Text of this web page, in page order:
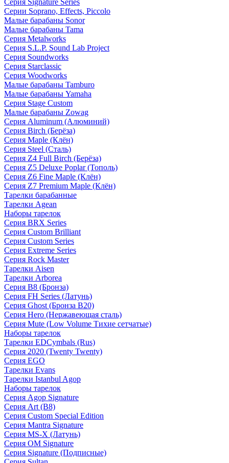
Серия Signature Series
Серии Soprano, Effects, Piccolo
Малые барабаны Sonor
Малые барабаны Tama
Серия Metalworks
Серия S.L.P. Sound Lab Project
Серия Soundworks
Серия Starclassic
Серия Woodworks
Малые барабаны Tamburo
Малые барабаны Yamaha
Серия Stage Custom
Малые барабаны Zowag
Серия Aluminum (Алюминий)
Серия Birch (Берёза)
Серия Maple (Клён)
Серия Steel (Сталь)
Серия Z4 Full Birch (Берёза)
Серия Z5 Deluxe Poplar (Тополь)
Серия Z6 Fine Maple (Клён)
Серия Z7 Premium Maple (Клён)
Тарелки барабанные
Тарелки Agean
Наборы тарелок
Серия BRX Series
Серия Custom Brilliant
Серия Custom Series
Серия Extreme Series
Серия Rock Master
Тарелки Aisen
Тарелки Arborea
Серия B8 (Бронза)
Серия FH Series (Латунь)
Серия Ghost (Бронза B20)
Серия Hero (Нержавеющая сталь)
Серия Mute (Low Volume Тихие сетчатые)
Наборы тарелок
Тарелки EDCymbals (Rus)
Серия 2020 (Twenty Twenty)
Серия EGO
Тарелки Evans
Тарелки Istanbul Agop
Наборы тарелок
Серия Agop Signature
Серия Art (B8)
Серия Custom Special Edition
Серия Mantra Signature
Серия MS-X (Латунь)
Серия OM Signature
Серия Signature (Подписные)